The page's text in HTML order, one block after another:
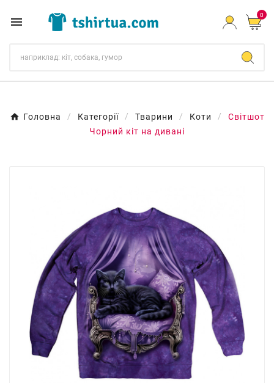
 0
Головна Категорії Тварини Коти
Світшот
Чорний кіт на дивані